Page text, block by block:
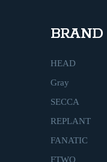
BRAND
HEAD
Gray
SECCA
REPLANT
FANATIC
FTWO